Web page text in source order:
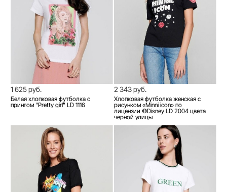
1 625 руб.
Белая хлопковая футболка с
принтом "Pretty girl" LD 1116
2 343 руб.
Хлопковая футболка женская с
рисунком «Minni icon» по
лицензии ©Disney LD 2004 цвета
черной улицы